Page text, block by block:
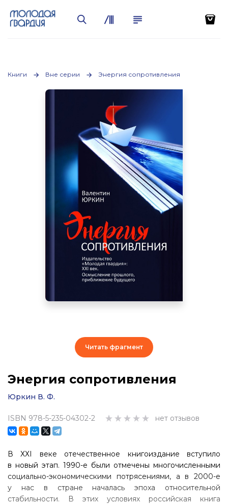
Книги Вне серии Энергия сопротивления
Энергия сопротивления
Юркин В. Ф.
ISBN 978-5-235-04302-2 нет отзывов
В ХХI веке отечественное книгоиздание вступило
в новый этап. 1990-е были отмечены многочисленными
социально-экономическими потрясениями, а в 2000-е
у нас в стране началась эпоха относительной
стабильности. В этих условиях российская книга
Читать фрагмент